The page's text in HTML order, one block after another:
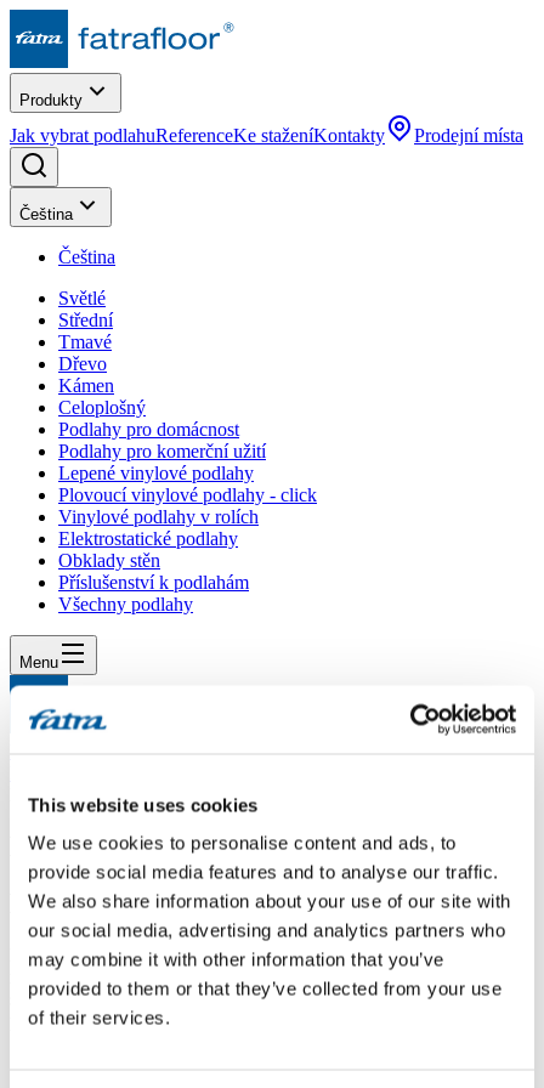
This website uses cookies
We use cookies to personalise content and ads, to
provide social media features and to analyse our traffic.
We also share information about your use of our site with
our social media, advertising and analytics partners who
may combine it with other information that you’ve
provided to them or that they’ve collected from your use
of their services.
Produkty
Jak vybrat podlahuReferenceKe staženíKontakty Prodejní místa
Čeština
Čeština
Světlé
Střední
Tmavé
Dřevo
Kámen
Celoplošný
Podlahy pro domácnost
Podlahy pro komerční užití
Lepené vinylové podlahy
Plovoucí vinylové podlahy - click
Vinylové podlahy v rolích
Elektrostatické podlahy
Obklady stěn
Příslušenství k podlahám
Všechny podlahy
Menu
Dotaz 369
Dotaz 369
Dotaz
Dobrý den.Je vaše podlahy použít i na obnovu schodů při
rekonstrukci objektu. Kde je event. možno objednat pokládku
schodů a ostatních podlah včetně cenové nabídky za materiál i
práci.Děkuji